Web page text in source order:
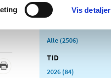
Vis detaljer
Alle (2506)
TID
2026 (84)